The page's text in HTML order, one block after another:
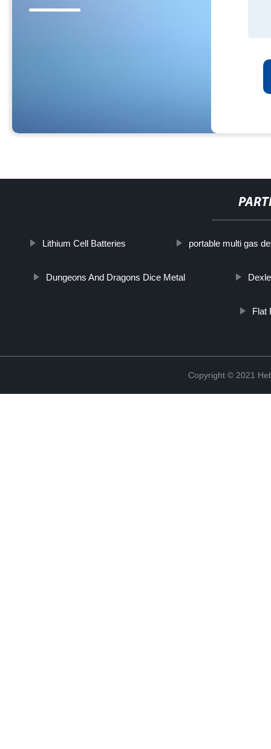
Lithium Cell Batteries portable multi gas
Dungeons And Dragons Dice Metal
Flat
Copyright © 2021